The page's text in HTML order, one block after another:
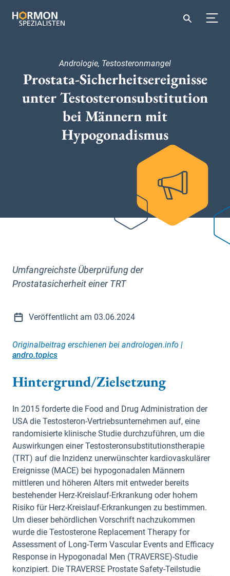
Andrologie, Testosteronmangel
Prostata-Sicherheitsereignisse
unter Testosteronsubstitution
bei Männern mit
Hypogonadismus
Umfangreichste Überprüfung der
Prostatasicherheit einer TRT
Veröffentlicht am 03.06.2024
Originalbeitrag erschienen bei andrologen.info |
andro.topics
Hintergrund/Zielsetzung
In 2015 forderte die Food and Drug Administration der
USA die Testosteron-Vertriebsunternehmen auf, eine
randomisierte klinische Studie durchzuführen, um die
Auswirkungen einer Testosteronsubstitutionstherapie
(TRT) auf die Inzidenz unerwünschter kardiovaskulärer
Ereignisse (MACE) bei hypogonadalen Männern
mittleren und höheren Alters mit entweder bereits
bestehender Herz-Kreislauf-Erkrankung oder hohem
Risiko für Herz-Kreislauf-Erkrankungen zu bestimmen.
Um dieser behördlichen Vorschrift nachzukommen
wurde die Testosterone Replacement Therapy for
Assessment of Long-Term Vascular Events and Efficacy
Response in Hypogonadal Men (TRAVERSE)-Studie
konzipiert. Die TRAVERSE Prostate Safety-Teilstudie